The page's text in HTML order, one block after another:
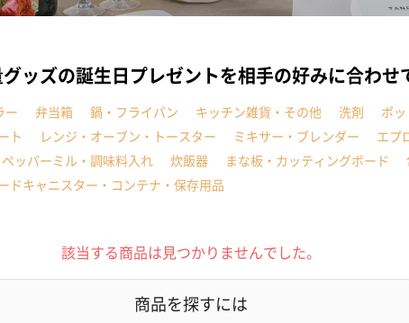
ッズの誕生日プレゼントを相手の好みに合わせ
ー 弁当箱 鍋・フライパン キッチン雑貨・その他 洗剤
ポ
ト レンジ・オーブン・トースター ミキサー・ブレンダー エプ
ペッパーミル・調味料入れ 炊飯器 まな板・カッティングボード
ドキャニスター・コンテナ・保存用品
該当する商品は見つかりませんでした。
商品を探すには